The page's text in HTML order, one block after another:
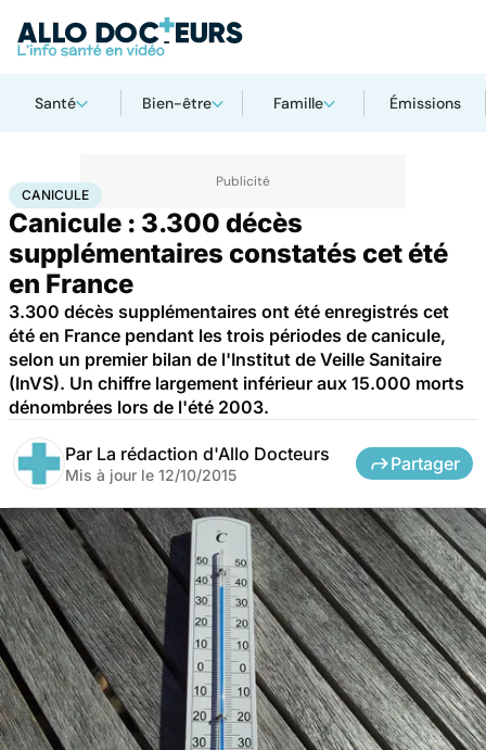
Santé Bien-être Famille Émissions
AccueilSantéCanicule
CANICULE
Canicule : 3.300 décès
supplémentaires constatés cet été
en France
3.300 décès supplémentaires ont été enregistrés cet
été en France pendant les trois périodes de canicule,
selon un premier bilan de l'Institut de Veille Sanitaire
(InVS). Un chiffre largement inférieur aux 15.000 morts
dénombrées lors de l'été 2003.
Par La rédaction d'Allo Docteurs
Mis à jour le 12/10/2015
Partager